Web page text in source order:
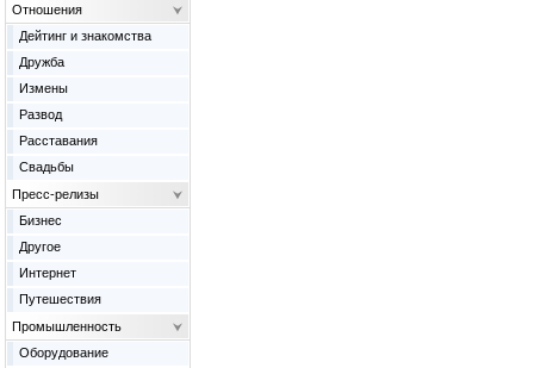
Отношения
Дейтинг и знакомства
Дружба
Измены
Развод
Расставания
Свадьбы
Пресс-релизы
Бизнес
Другое
Интернет
Путешествия
Промышленность
Оборудование